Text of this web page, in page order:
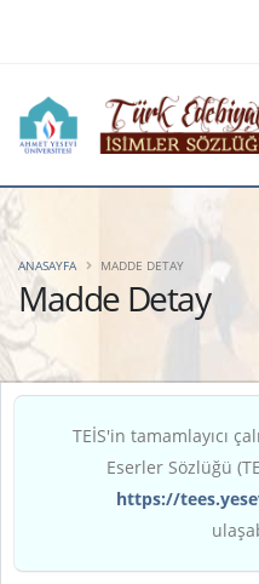
Madde Detay
ANASAYFA MADDE DETAY
TEİS'in tamamlayıcı
Eserler Sözlüğü
https://